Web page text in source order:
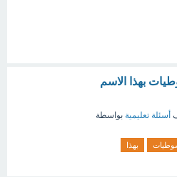
بهذا الاسم
أسئلة تعليمية بواسطة
بهذا